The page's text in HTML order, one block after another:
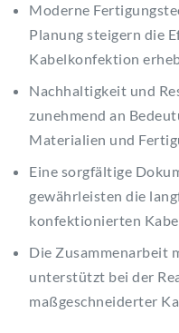
Moderne
Planung steigern die
Kabelkonfektion
Nachhaltigkeit und
zunehmend an
Materialien und
Eine sorgfältige
gewährleisten die
konfektionierten
Die Zusammenarbeit
unterstützt bei der
maßgeschneiderter